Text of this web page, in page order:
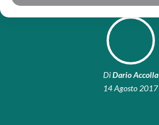
DiDario Accolla
14 Agosto 2017